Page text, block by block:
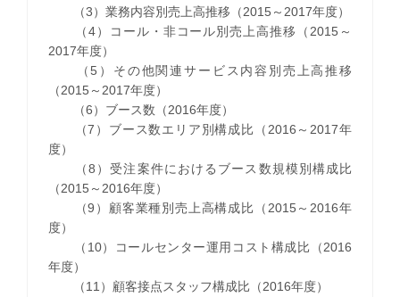
（3）業務内容別売上高推移（2015～2017年度）
（4）コール・非コール別売上高推移（2015～
2017年度）
（5）その他関連サービス内容別売上高推移
（2015～2017年度）
（6）ブース数（2016年度）
（7）ブース数エリア別構成比（2016～2017年
度）
（8）受注案件におけるブース数規模別構成比
（2015～2016年度）
（9）顧客業種別売上高構成比（2015～2016年
度）
（10）コールセンター運用コスト構成比（2016
年度）
（11）顧客接点スタッフ構成比（2016年度）